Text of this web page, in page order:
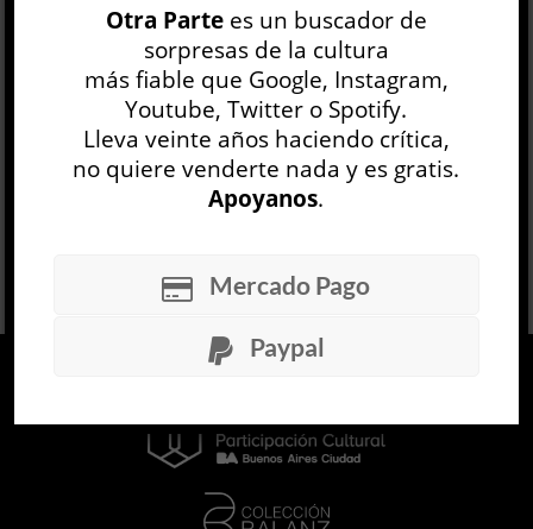
Gombrowicz, y ofrece una nueva perspectiva
sobre el obsesivo juego con la representación
del au...
LEER MÁS
Otra Partees un buscador de
sorpresas de la cultura
más fiable que Google, Instagram,
Youtube, Twitter o Spotify.
Lleva veinte años haciendo crítica,
no quiere venderte nada y es gratis.
Apoyanos.
Mercado Pago
Paypal